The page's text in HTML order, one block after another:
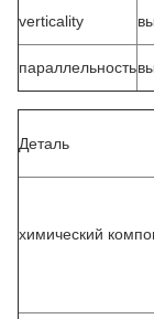
verticality
параллельность
Деталь
химический